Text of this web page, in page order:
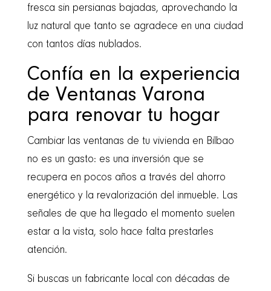
fresca sin persianas bajadas, aprovechando la
luz natural que tanto se agradece en una ciudad
con tantos días nublados.
Confía en la experiencia
de Ventanas Varona
para renovar tu hogar
Cambiar las ventanas de tu vivienda en Bilbao
no es un gasto: es una inversión que se
recupera en pocos años a través del ahorro
energético y la revalorización del inmueble. Las
señales de que ha llegado el momento suelen
estar a la vista, solo hace falta prestarles
atención.
Si buscas un fabricante local con décadas de